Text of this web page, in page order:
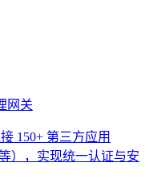
网关
150+ 第三方应用
等），实现统一认证与安